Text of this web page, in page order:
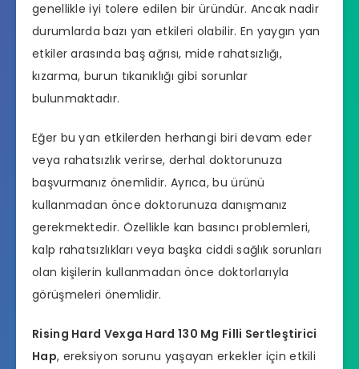
genellikle iyi tolere edilen bir üründür. Ancak nadir
durumlarda bazı yan etkileri olabilir. En yaygın yan
etkiler arasında baş ağrısı, mide rahatsızlığı,
kızarma, burun tıkanıklığı gibi sorunlar
bulunmaktadır.
Eğer bu yan etkilerden herhangi biri devam eder
veya rahatsızlık verirse, derhal doktorunuza
başvurmanız önemlidir. Ayrıca, bu ürünü
kullanmadan önce doktorunuza danışmanız
gerekmektedir. Özellikle kan basıncı problemleri,
kalp rahatsızlıkları veya başka ciddi sağlık sorunları
olan kişilerin kullanmadan önce doktorlarıyla
görüşmeleri önemlidir.
Rising Hard Vexga Hard 130 Mg Filli Sertleştirici
Hap, ereksiyon sorunu yaşayan erkekler için etkili